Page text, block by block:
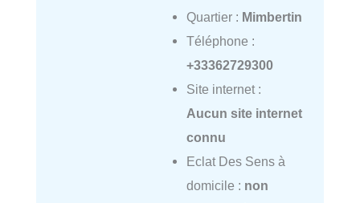
Quartier : Mimbertin
Téléphone :
+33362729300
Site internet :
Aucun site internet
connu
Eclat Des Sens à
domicile : non